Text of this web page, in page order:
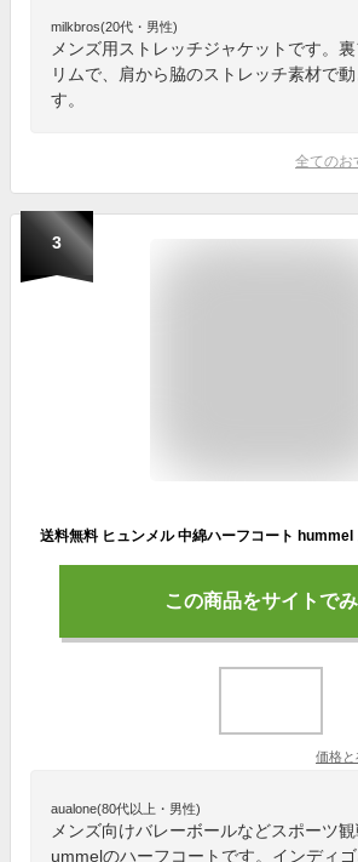
milkbros(20代・男性)
メンズ用ストレッチジャケットです。
リムで、肩から脇のストレッチ素材で
す。
全てのお
3
この商品をサイトで
価格と
aualone(80代以上・男性)
メンズ向けバレーボールなどスポーツ
ummelのハーフコートです。インディ